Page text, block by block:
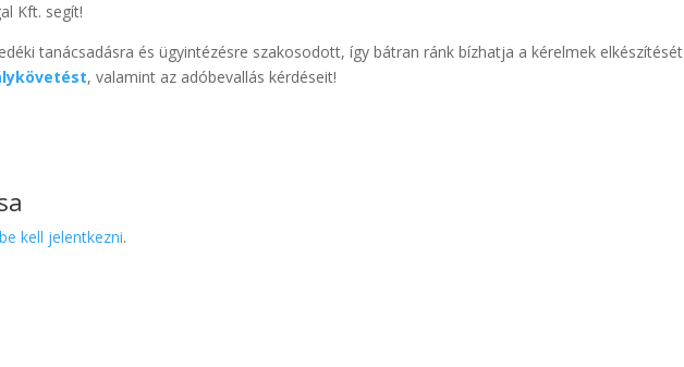
Kft. segít!
tanácsadásra és ügyintézésre szakosodott, így bátran ránk bízhatja a kérelmek elkészítését
, valamint az adóbevallás kérdéseit!
be kell jelentkezni.